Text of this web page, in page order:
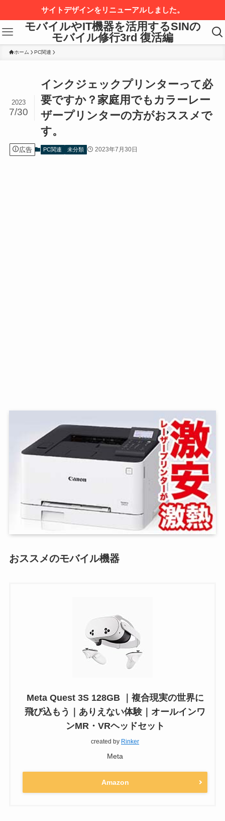
サイトデザインをリニューアルしました。
モバイルやIT機器を活用するSINの
モバイル修行3rd 復活編
ホーム PC関連
インクジェックプリンターって必
要ですか？家庭用でもカラーレー
ザープリンターの方がおススメで
す。
2023
7/30
広告 PC関連 未分類 2023年7月30日
おススメのモバイル機器
Meta Quest 3S 128GB ｜複合現実の世界に
飛び込もう｜ありえない体験｜オールインワ
ンMR・VRヘッドセット
created by Rinker
Meta
Amazon